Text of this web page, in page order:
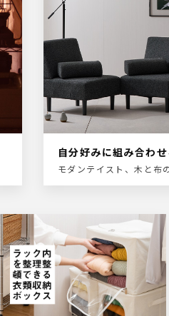
⾃分好みに組み合わ
モダンテイスト、木と布